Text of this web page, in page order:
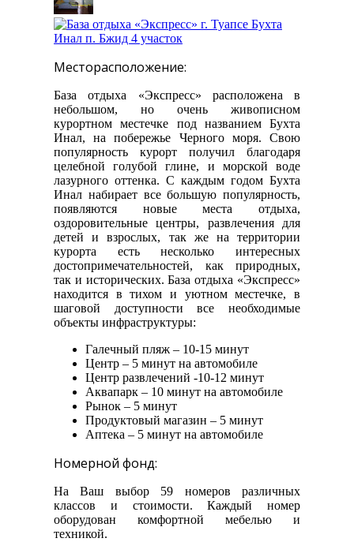
Месторасположение:
База отдыха «Экспресс» расположена в
небольшом, но очень живописном
курортном местечке под названием Бухта
Инал, на побережье Черного моря. Свою
популярность курорт получил благодаря
целебной голубой глине, и морской воде
лазурного оттенка. С каждым годом Бухта
Инал набирает все большую популярность,
появляются новые места отдыха,
оздоровительные центры, развлечения для
детей и взрослых, так же на территории
курорта есть несколько интересных
достопримечательностей, как природных,
так и исторических. База отдыха «Экспресс»
находится в тихом и уютном местечке, в
шаговой доступности все необходимые
объекты инфраструктуры:
Галечный пляж – 10-15 минут
Центр – 5 минут на автомобиле
Центр развлечений -10-12 минут
Аквапарк – 10 минут на автомобиле
Рынок – 5 минут
Продуктовый магазин – 5 минут
Аптека – 5 минут на автомобиле
Номерной фонд:
На Ваш выбор 59 номеров различных
классов и стоимости. Каждый номер
оборудован комфортной мебелью и
техникой.